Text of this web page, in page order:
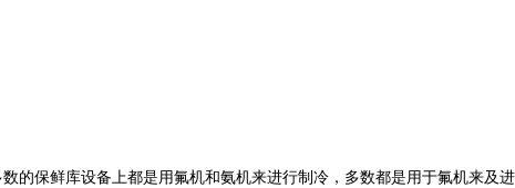
的保鲜库设备上都是用氟机和氨机来进行制冷，多数都是用于氟机来及进